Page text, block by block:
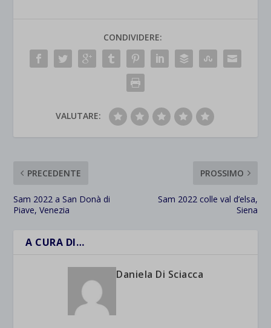
CONDIVIDERE:
VALUTARE:
PRECEDENTE
Sam 2022 a San Donà di
Piave, Venezia
PROSSIMO
Sam 2022 colle val d’elsa,
Siena
A CURA DI…
Daniela Di Sciacca